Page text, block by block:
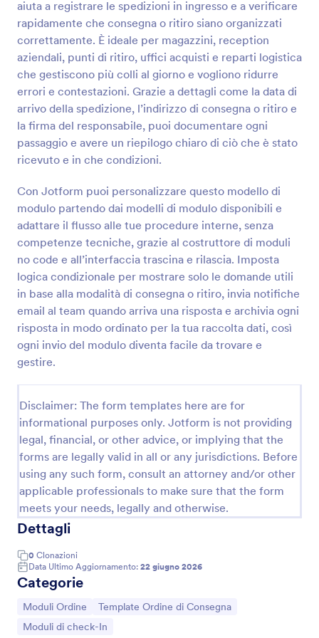
aiuta a registrare le spedizioni in ingresso e a verificare
rapidamente che consegna o ritiro siano organizzati
correttamente. È ideale per magazzini, reception
aziendali, punti di ritiro, uffici acquisti e reparti logistica
che gestiscono più colli al giorno e vogliono ridurre
errori e contestazioni. Grazie a dettagli come la data di
arrivo della spedizione, l’indirizzo di consegna o ritiro e
la firma del responsabile, puoi documentare ogni
passaggio e avere un riepilogo chiaro di ciò che è stato
ricevuto e in che condizioni.
Con Jotform puoi personalizzare questo modello di
modulo partendo dai modelli di modulo disponibili e
adattare il flusso alle tue procedure interne, senza
competenze tecniche, grazie al costruttore di moduli
no code e all’interfaccia trascina e rilascia. Imposta
logica condizionale per mostrare solo le domande utili
in base alla modalità di consegna o ritiro, invia notifiche
email al team quando arriva una risposta e archivia ogni
risposta in modo ordinato per la tua raccolta dati, così
ogni invio del modulo diventa facile da trovare e
gestire.
Disclaimer: The form templates here are for
informational purposes only. Jotform is not providing
legal, financial, or other advice, or implying that the
forms are legally valid in all or any jurisdictions. Before
using any such form, consult an attorney and/or other
applicable professionals to make sure that the form
meets your needs, legally and otherwise.
Dettagli
0 Clonazioni
Data Ultimo Aggiornamento: 22 giugno 2026
Categorie
Vai alla Categoria:
Moduli Ordine Vai alla Categoria:
Template Ordine di Consegna
Vai alla Categoria:
Moduli di check-In
Anteprima
Modulo Di Istruzioni Di Spedizione
Raccogli istruzioni operative per ritiro e consegna
online che vogliono migliorare la raccolta dati e
gestire ogni invio del modulo.
Go to Category:
Moduli Ordine
Usa Template
Anteprima